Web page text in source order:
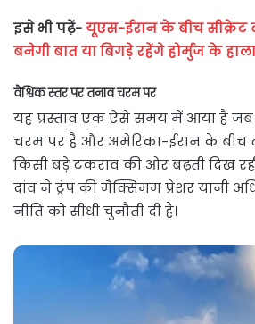
इसे भी पढ़ें-यूएस-ईरान के बीच सीक्रेट
बनेगी बात या बिगड़े रहेंगे होर्मुज के
वैश्विक स्तर पर तनाव चरम पर
यह प्रस्ताव एक ऐसे समय में आया है जब
चरम पर है और अमेरिका-ईरान के बीच
किसी बड़े टकराव की ओर बढ़ती दिख
दांव ने ट्रंप की मैक्सिमम प्रेशर यानी
नीति को सीधी चुनौती दी है।